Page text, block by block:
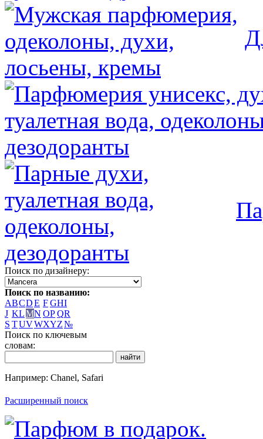
Поиск по дизайнеру:
Поиск по названию:
ABCDE FGHI
J KLMN OPQR
S TUVWXYZ№
Поиск по ключевым
словам:
Например: Chanel, Safari
Расширенный поиск